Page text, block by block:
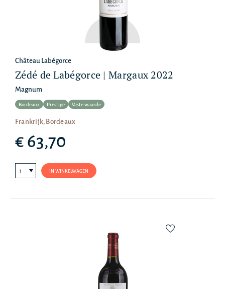
Château Labégorce
Zédé de Labégorce | Margaux 2022
Magnum
Bordeaux Prestige Vaste waarde
Frankrijk, Bordeaux
€ 63,70
IN WINKELWAGEN